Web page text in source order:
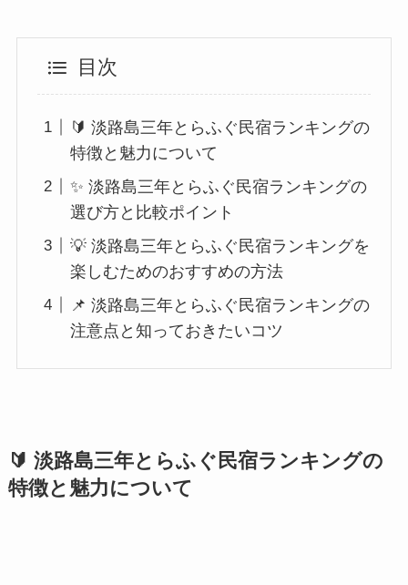
目次
🔰 淡路島三年とらふぐ民宿ランキングの
特徴と魅力について
✨ 淡路島三年とらふぐ民宿ランキングの
選び方と比較ポイント
💡 淡路島三年とらふぐ民宿ランキングを
楽しむためのおすすめの方法
📌 淡路島三年とらふぐ民宿ランキングの
注意点と知っておきたいコツ
🔰 淡路島三年とらふぐ民宿ランキングの
特徴と魅力について